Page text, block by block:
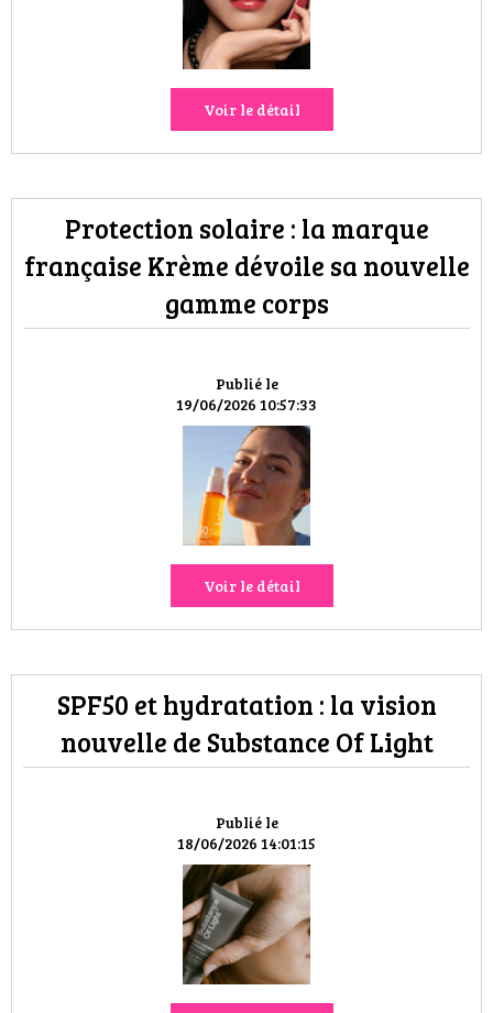
Voir le détail
Publié le
19/06/2026 10:57:33
Protection solaire : la marque
française Krème dévoile sa nouvelle
gamme corps
Voir le détail
Publié le
18/06/2026 14:01:15
SPF50 et hydratation : la vision
nouvelle de Substance Of Light